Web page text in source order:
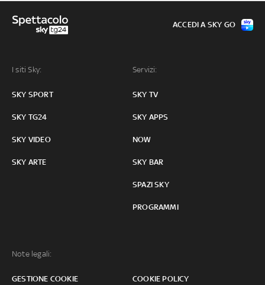
I siti Sky:
SKY SPORT
SKY TG24
SKY VIDEO
SKY ARTE
Servizi:
SKY TV
SKY APPS
NOW
SKY BAR
SPAZI SKY
PROGRAMMI
Note legali:
GESTIONE COOKIE COOKIE POLICY
ACCEDI A SKY GO